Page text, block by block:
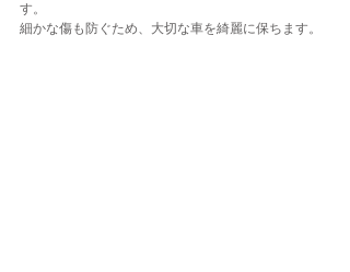
す。
細かな傷も防ぐため、大切な車を綺麗に保ちます。